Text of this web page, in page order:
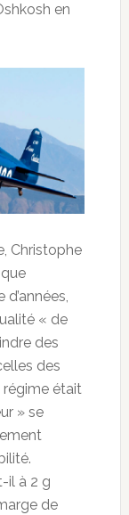
en
Christophe
« de
des
des
régime était
» se
il à 2 g
de